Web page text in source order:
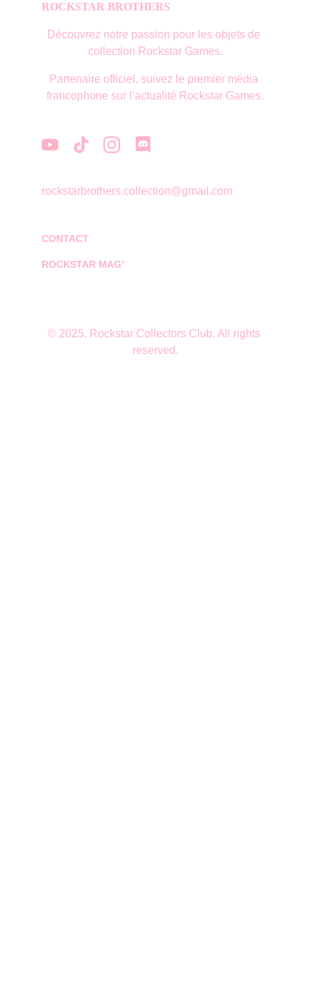
ROCKSTAR BROTHERS
Découvrez notre passion pour les objets de
collection Rockstar Games.
CONTACT
rockstarbrothers.collection@gmail.com
© 2025. Rockstar Collectors Club. All rights
reserved.
ROCKSTAR MAG'
Partenaire officiel, suivez le premier média
francophone sur l’actualité Rockstar Games.